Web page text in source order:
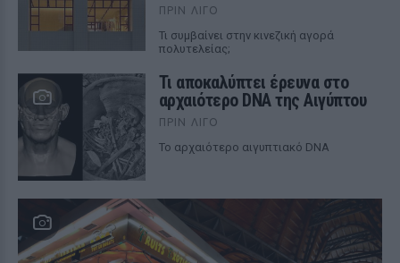
ΠΡΙΝ ΛΊΓΟ
Τι συμβαίνει στην κινεζική αγορά
πολυτελείας;
Τι αποκαλύπτει έρευνα στο
αρχαιότερο DNA της Αιγύπτου
ΠΡΙΝ ΛΊΓΟ
Το αρχαιότερο αιγυπτιακό DNA